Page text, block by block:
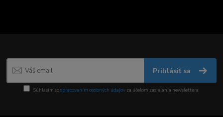
Prihlásiť sa
Súhlasím sospracovaním osobných údajov za účelom zasielania newslettera.